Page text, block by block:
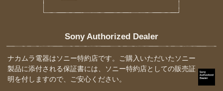
Sony Authorized Dealer
ナカムラ電器はソニー特約店です。ご購入いただいたソニー
製品に添付される保証書には、ソニー特約店としての販売証
明を付しますので、ご安心ください。